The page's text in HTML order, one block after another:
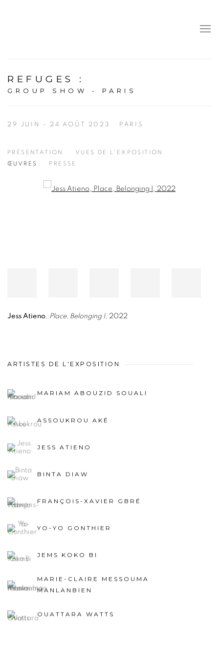
REFUGES :
GROUP SHOW - PARIS
29 JUIN - 24 AOÛT 2023 PARIS
PRÉSENTATION
VUES DE L'EXPOSITION
ŒUVRES
PRESSE
Open a larger version of the following image in a popup:
Jess Atieno Place, Belonging I, 2022
ARTISTES DE L'EXPOSITION
MARIAM ABOUZID SOUALI
ASSOUKROU AKÉ
JESS ATIENO
BINTA DIAW
FRANÇOIS-XAVIER GBRÉ
YO-YO GONTHIER
JEMS KOKO BI
MARIE-CLAIRE MESSOUMA
MANLANBIEN
OUATTARA WATTS